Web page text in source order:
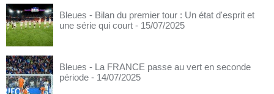
Bleues - Bilan du premier tour : Un état d'esprit et
une série qui court - 15/07/2025
Bleues - La FRANCE passe au vert en seconde
période - 14/07/2025